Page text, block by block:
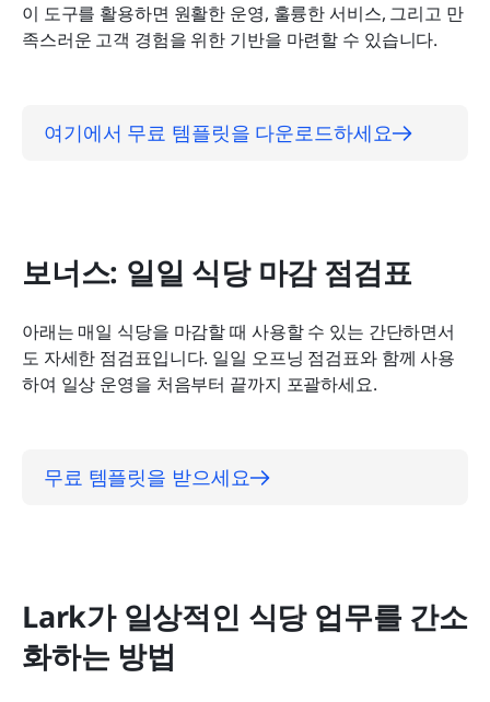
이 도구를 활용하면 원활한 운영, 훌륭한 서비스, 그리고 만
족스러운 고객 경험을 위한 기반을 마련할 수 있습니다.
여기에서 무료 템플릿을 다운로드하세요
보너스: 일일 식당 마감 점검표
아래는 매일 식당을 마감할 때 사용할 수 있는 간단하면서
도 자세한 점검표입니다. 일일 오프닝 점검표와 함께 사용
하여 일상 운영을 처음부터 끝까지 포괄하세요.
무료 템플릿을 받으세요
Lark가 일상적인 식당 업무를 간소
화하는 방법